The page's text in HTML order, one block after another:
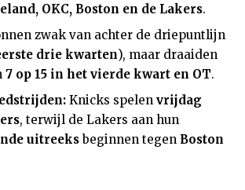
OKC, Boston en de Lakers.
zwak van achter de driepuntlijn
drie kwarten), maar draaiden
7 op 15 in het vierde kwart en OT.
Knicks spelen vrijdag
, terwijl de Lakers aan hun
uitreeksbeginnen tegen Boston